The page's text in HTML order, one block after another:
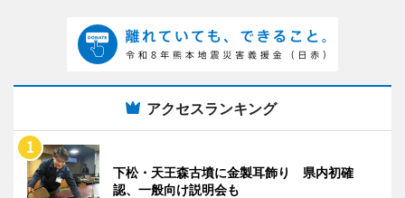
アクセスランキング
下松・天王森古墳に金製耳飾り 県内初確
認、一般向け説明会も